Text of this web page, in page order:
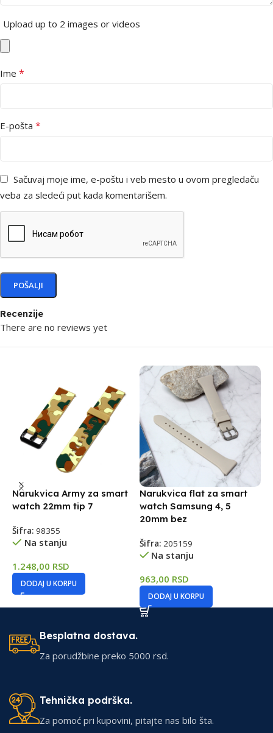
Recenzije
There are no reviews yet
Upload up to 2 images or videos
Ime *
E-pošta *
Sačuvaj moje ime, e-poštu i veb mesto u ovom pregledaču
veba za sledeći put kada komentarišem.
Narukvica Army za smart
watch 22mm tip 7
Šifra: 98355
Na stanju
1.248,00 RSD
DODAJ U KORPU
Narukvica flat za smart
watch Samsung 4, 5
20mm bez
Šifra: 205159
Na stanju
963,00 RSD
DODAJ U KORPU
Besplatna dostava.
Za porudžbine preko 5000 rsd.
Tehnička podrška.
Za pomoć pri kupovini, pitajte nas bilo šta.